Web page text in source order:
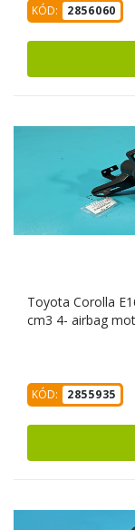
KÓD: 2856060
Toyota Corolla
cm3 4- airbag
KÓD: 2855935